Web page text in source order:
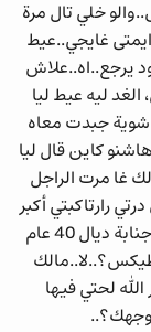
خلي تال مرة
غايجي..عيط
يرجع..اه..علاش
ليه عيط ليا
شوية جبدت معاه
كاين قال ليا
غا مرت الراجل
رارتاكبتي أكبر
دنب فحياتك واش عارف راسك بلي هادي فيها جنابة ديال 40 عام
لحتي فيها